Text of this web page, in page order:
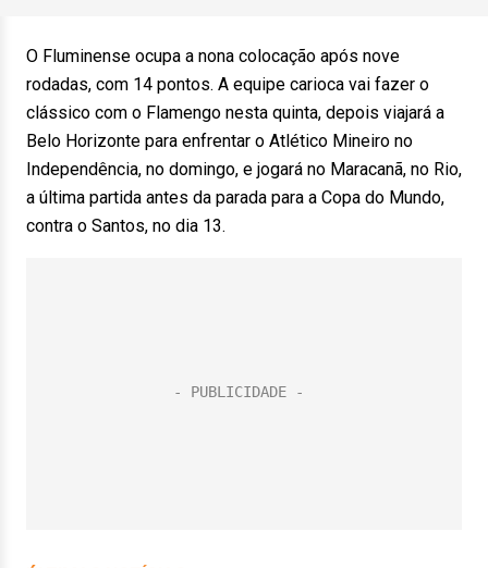
O Fluminense ocupa a nona colocação após nove
rodadas, com 14 pontos. A equipe carioca vai fazer o
clássico com o Flamengo nesta quinta, depois viajará a
Belo Horizonte para enfrentar o Atlético Mineiro no
Independência, no domingo, e jogará no Maracanã, no Rio,
a última partida antes da parada para a Copa do Mundo,
contra o Santos, no dia 13.